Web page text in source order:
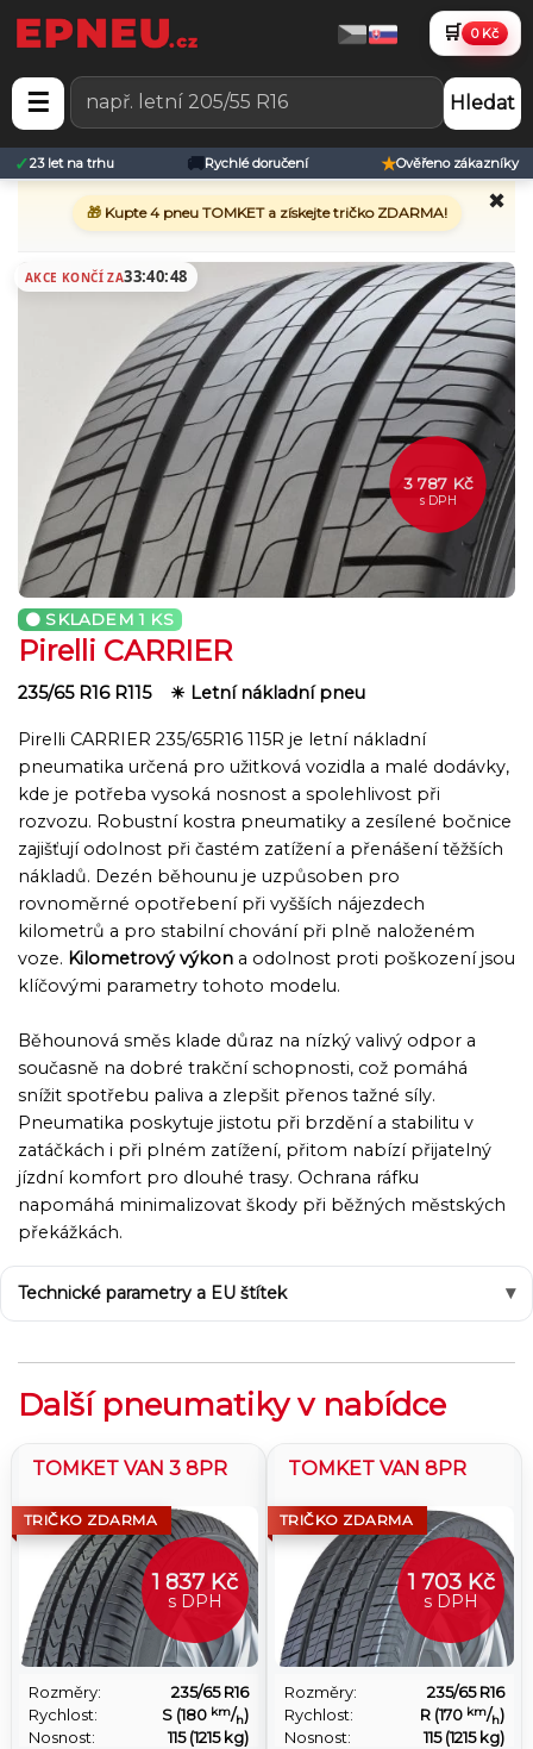
🛒 0 Kč
☰ Hledat
✓23 let na trhu 🚚Rychlé doručení ★Ověřeno zákazníky
✖
🎁Kupte 4 pneu TOMKET a získejte tričko ZDARMA!
AKCE KONČÍ ZA33:40:48
3 787 Kč
s DPH
SKLADEM1 KS
Pirelli CARRIER
235/65 R16 R115 ☀ Letní nákladní pneu
Pirelli CARRIER 235/65R16 115R je letní nákladní
pneumatika určená pro užitková vozidla a malé dodávky,
kde je potřeba vysoká nosnost a spolehlivost při
rozvozu. Robustní kostra pneumatiky a zesílené bočnice
zajišťují odolnost při častém zatížení a přenášení těžších
nákladů. Dezén běhounu je uzpůsoben pro
rovnoměrné opotřebení při vyšších nájezdech
kilometrů a pro stabilní chování při plně naloženém
voze. Kilometrový výkon a odolnost proti poškození jsou
klíčovými parametry tohoto modelu.
Běhounová směs klade důraz na nízký valivý odpor a
současně na dobré trakční schopnosti, což pomáhá
snížit spotřebu paliva a zlepšit přenos tažné síly.
Pneumatika poskytuje jistotu při brzdění a stabilitu v
zatáčkách i při plném zatížení, přitom nabízí přijatelný
jízdní komfort pro dlouhé trasy. Ochrana ráfku
napomáhá minimalizovat škody při běžných městských
překážkách.
Technické parametry a EU štítek
Další pneumatiky v nabídce
TOMKET VAN 3 8PR
TRIČKO ZDARMA
1 837 Kč
s DPH
Rozměry:
235/65 R16
Rychlost:
S (180 km/h)
Nosnost:
115 (1215 kg)
TOMKET VAN 8PR
TRIČKO ZDARMA
1 703 Kč
s DPH
Rozměry:
235/65 R16
Rychlost:
R (170 km/h)
Nosnost:
115 (1215 kg)